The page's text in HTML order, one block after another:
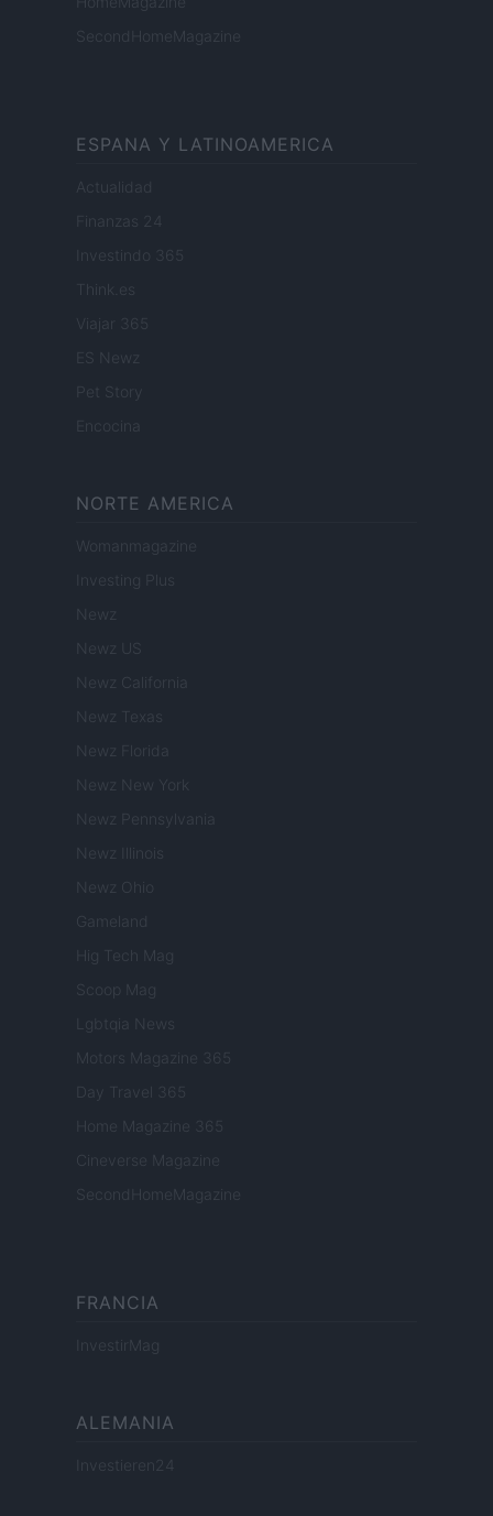
SecondHomeMagazine
ESPANA Y LATINOAMERICA
Actualidad
Finanzas 24
Investindo 365
Think.es
Viajar 365
ES Newz
Encocina
NORTE AMERICA
Womanmagazine
Investing Plus
Newz
Newz US
Newz California
Newz Texas
Newz Florida
Newz New York
Newz Pennsylvania
Newz Illinois
Newz Ohio
Gameland
Hig Tech Mag
Scoop Mag
Lgbtqia News
Motors Magazine 365
Day Travel 365
Home Magazine 365
Cineverse Magazine
SecondHomeMagazine
FRANCIA
InvestirMag
ALEMANIA
Investieren24